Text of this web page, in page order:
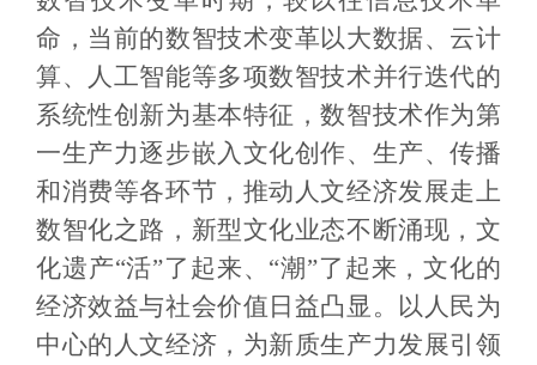
命，当前的数智技术变革以大数据、云计
算、人工智能等多项数智技术并行迭代的
系统性创新为基本特征，数智技术作为第
一生产力逐步嵌入文化创作、生产、传播
和消费等各环节，推动人文经济发展走上
数智化之路，新型文化业态不断涌现，文
化遗产“活”了起来、“潮”了起来，文化的
经济效益与社会价值日益凸显。以人民为
中心的人文经济，为新质生产力发展引领